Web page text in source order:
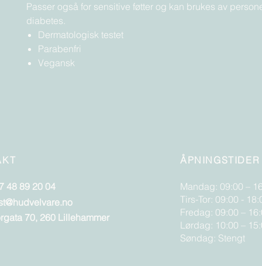
Passer også for sensitive føtter og kan brukes av
diabetes.
Dermatologisk testet
Parabenfri
Vegansk
48 89 20 04
70, 260 Lillehammer
ÅPNINGSTIDER
Mandag: 09:00 –
Tirs-Tor: 09:00 -
Fredag: 09:00 –
Lørdag: 10:00 –
Søndag: Stengt